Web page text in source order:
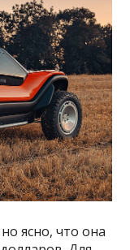
ясно, что она